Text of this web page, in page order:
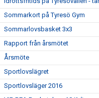
Sommarkort på Tyresö Gym
Sommarlovsbasket 3x3
Rapport från årsmötet
Årsmöte
Sportlovslägret
Sportlovsläger 2016